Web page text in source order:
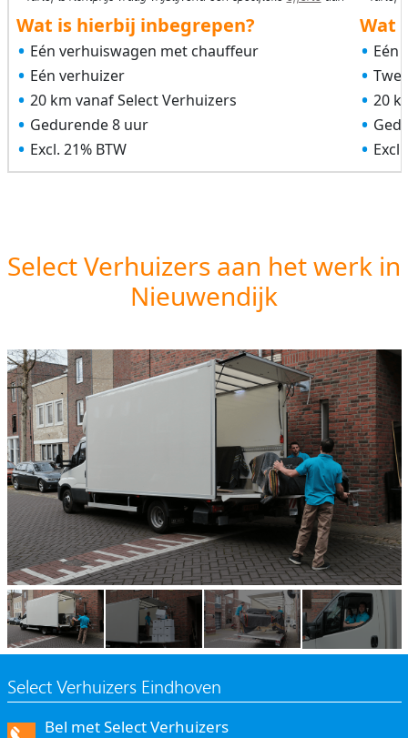
Wat is hierbij inbegrepen?
Eén verhuiswagen met chauffeur
Eén verhuizer
20 km vanaf Select Verhuizers
Gedurende 8 uur
Excl. 21% BTW
Wat
Eén
20
Excl.
Select Verhuizers aan het werk in
Nieuwendijk
Select Verhuizers Eindhoven
Bel met Select Verhuizers